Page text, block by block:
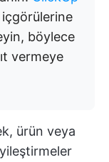
böylece
vermeye
ürün veya